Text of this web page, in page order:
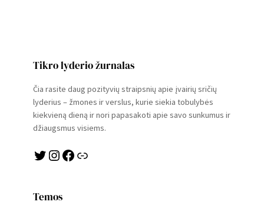
Tikro lyderio žurnalas
Čia rasite daug pozityvių straipsnių apie įvairių sričių
lyderius – žmones ir verslus, kurie siekia tobulybės
kiekvieną dieną ir nori papasakoti apie savo sunkumus ir
džiaugsmus visiems.
Twitter Instagram Facebook Link
Temos